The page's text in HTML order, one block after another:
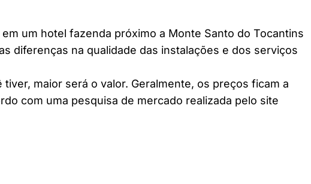
um hotel fazenda próximo a Monte Santo do Tocantins
diferenças na qualidade das instalações e dos serviços
maior será o valor. Geralmente, os preços ficam a
com uma pesquisa de mercado realizada pelo site